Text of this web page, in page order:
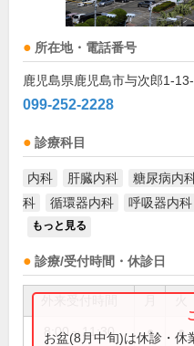
所在地・電話番号
鹿児島県鹿児島市与次郎1-13-
099-252-2228
診療科目
内科 肝臓内科 糖尿病内
科
循環器内科 呼吸器内科
もっと見る
診療/受付時間・休診日
8:00～11:30 ● ●
お盆(8月中旬)は休診・休